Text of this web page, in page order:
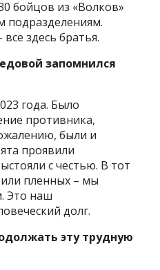
бойцов из «Волков»
подразделениям.
здесь братья.
запомнился
года. Было
противника,
были и
проявили
с честью. В тот
пленных – мы
Это наш
долг.
эту трудную